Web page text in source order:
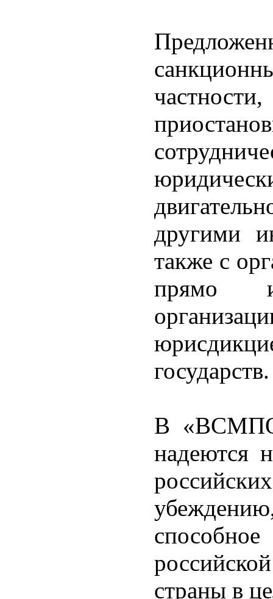
другими
также с
прямо
государств.
В «ВСМПО-
надеются
страны в